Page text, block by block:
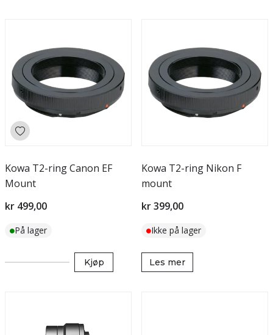
Kowa T2-ring Canon EF
Mount
kr 499,00
På lager
Kjøp
Kowa T2-ring Nikon F
mount
kr 399,00
Ikke på lager
Les mer